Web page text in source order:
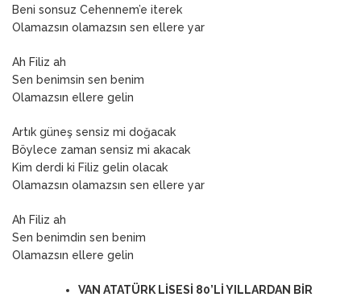
Beni sonsuz Cehennem’e iterek
Olamazsın olamazsın sen ellere yar
Ah Filiz ah
Sen benimsin sen benim
Olamazsın ellere gelin
Artık güneş sensiz mi doğacak
Böylece zaman sensiz mi akacak
Kim derdi ki Filiz gelin olacak
Olamazsın olamazsın sen ellere yar
Ah Filiz ah
Sen benimdin sen benim
Olamazsın ellere gelin
VAN ATATÜRK LİSESİ 80’Lİ YILLARDAN BİR